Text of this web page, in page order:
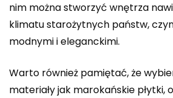
nim można stworzyć wnętrza
klimatu starożytnych państw,
modnymi i eleganckimi.
Warto również pamiętać, że
materiały jak marokańskie płytki,